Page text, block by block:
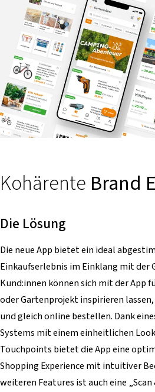
Kohärente Brand
Die Lösung
Die neue App bietet ein ideal
Einkaufserlebnis im Einklang mit der
Kund:innen können sich mit der App
oder Gartenprojekt inspirieren
und gleich online bestellen. Dank
Systems mit einem einheitlichen
Touchpoints bietet die App eine
Shopping Experience mit intuitiver
weiteren Features ist auch eine